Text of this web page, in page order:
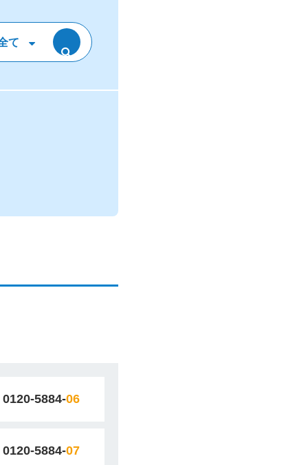
0120-5884-06
0120-5884-07